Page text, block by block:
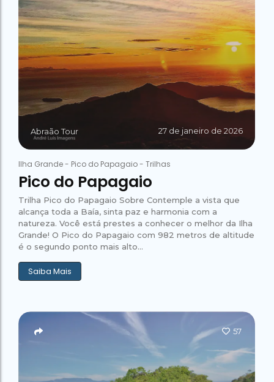
Abraão Tour 27 de janeiro de 2026
Ilha Grande- Pico do Papagaio- Trilhas
Pico do Papagaio
Trilha Pico do Papagaio Sobre Contemple a vista que
alcança toda a Baía, sinta paz e harmonia com a
natureza. Você está prestes a conhecer o melhor da Ilha
Grande! O Pico do Papagaio com 982 metros de altitude
é o segundo ponto mais alto...
Saiba Mais
57